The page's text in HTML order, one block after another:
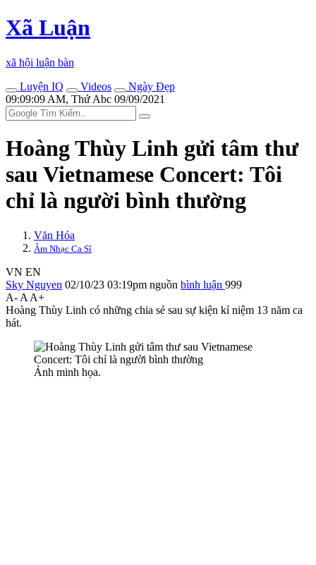
Xã Luận
xã hội luận bàn
Luyện IQ
Videos
Ngày Đẹp
09:09:09 AM, Thứ Abc 09/09/2021
Hoàng Thùy Linh gửi tâm thư
sau Vietnamese Concert: Tôi
chỉ là người bình thường
Văn Hóa
Âm Nhạc Ca Sĩ
VN EN
Sky Nguyen 02/10/23 03:19pm nguồn bình luận 999
A- A A+
Hoàng Thùy Linh có những chia sẻ sau sự kiện kỉ niệm 13 năm ca
hát.
Ảnh minh họa.